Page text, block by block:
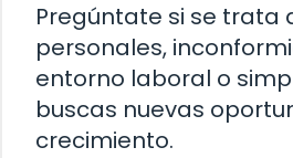
Pregúntate si se trata
personales,
entorno laboral o
buscas nuevas
crecimiento.